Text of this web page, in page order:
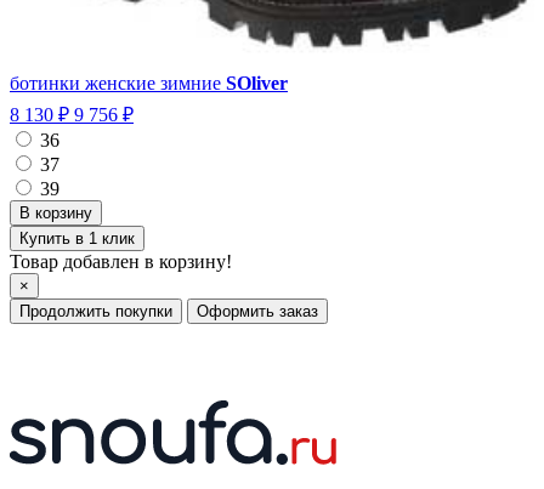
ботинки женские зимние SOliver
8 130 ₽ 9 756 ₽
36
37
39
Купить в 1 клик
Товар добавлен в корзину!
×
Продолжить покупки
Оформить заказ